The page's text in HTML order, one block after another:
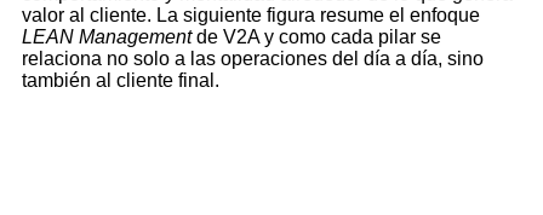
valor al cliente. La siguiente figura resume el enfoque
LEAN Managementde V2A y como cada pilar se
relaciona no solo a las operaciones del día a día, sino
también al cliente final.